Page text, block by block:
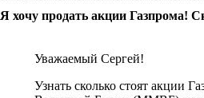
Я хочу продать акции Газпрома!
Уважаемый Сергей!
Узнать сколько стоят акции